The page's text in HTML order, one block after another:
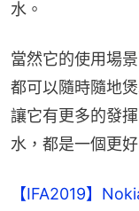
水。
當然它的使用場
都可以隨時隨地
讓它有更多的發
水，都是一個更
【IFA2019】